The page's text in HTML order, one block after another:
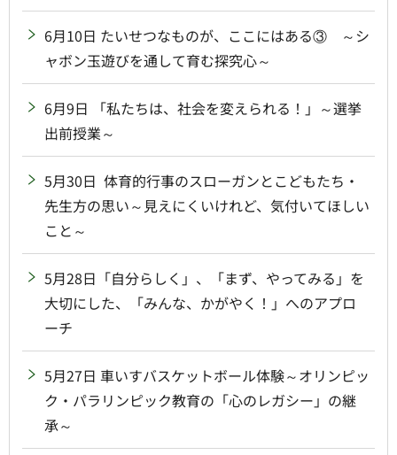
6月10日 たいせつなものが、ここにはある③ ～シ
ャボン玉遊びを通して育む探究心～
6月9日 「私たちは、社会を変えられる！」～選挙
出前授業～
5月30日 体育的行事のスローガンとこどもたち・
先生方の思い～見えにくいけれど、気付いてほしい
こと～
5月28日「自分らしく」、「まず、やってみる」を
大切にした、「みんな、かがやく！」へのアプロ
ーチ
5月27日 車いすバスケットボール体験～オリンピッ
ク・パラリンピック教育の「心のレガシー」の継
承～